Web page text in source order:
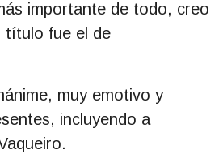
importante de todo, creo
título fue el de
muy emotivo y
incluyendo a